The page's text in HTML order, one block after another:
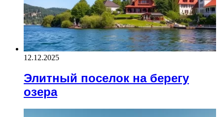
12.12.2025
Элитный поселок на берегу
озера